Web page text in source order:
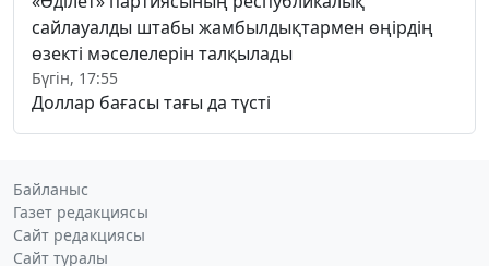
сайлауалды штабы жамбылдықтармен өңірдің
өзекті мәселелерін талқылады
Бүгін, 17:55
Доллар бағасы тағы да түсті
Байланыс
Газет редакциясы
Сайт редакциясы
Сайт туралы